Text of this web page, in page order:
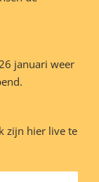
januari weer
zijn hier live te